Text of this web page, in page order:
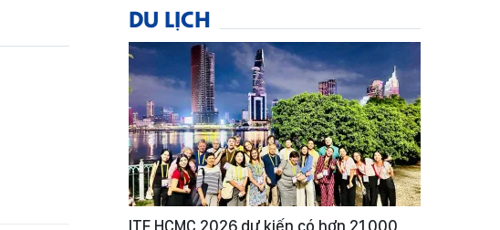
DU LỊCH
ITE HCMC 2026 dự kiến có hơn 21.000